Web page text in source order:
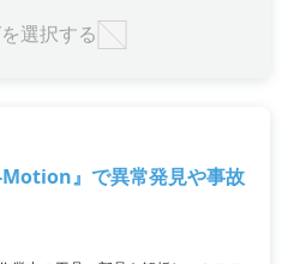
選択する
』で異常発見や事故